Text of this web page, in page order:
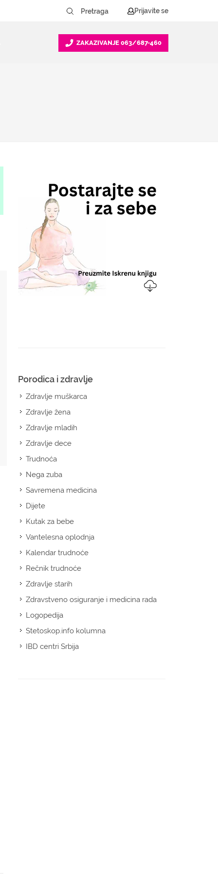
Prijavite se
ZAKAZIVANJE 063/687-460
Porodica i zdravlje
Zdravlje muškarca
Zdravlje žena
Zdravlje mladih
Zdravlje dece
Trudnoća
Nega zuba
Savremena medicina
Dijete
Kutak za bebe
Vantelesna oplodnja
Kalendar trudnoće
Rečnik trudnoće
Zdravlje starih
Zdravstveno osiguranje i medicina rada
Logopedija
Stetoskop.info kolumna
IBD centri Srbija